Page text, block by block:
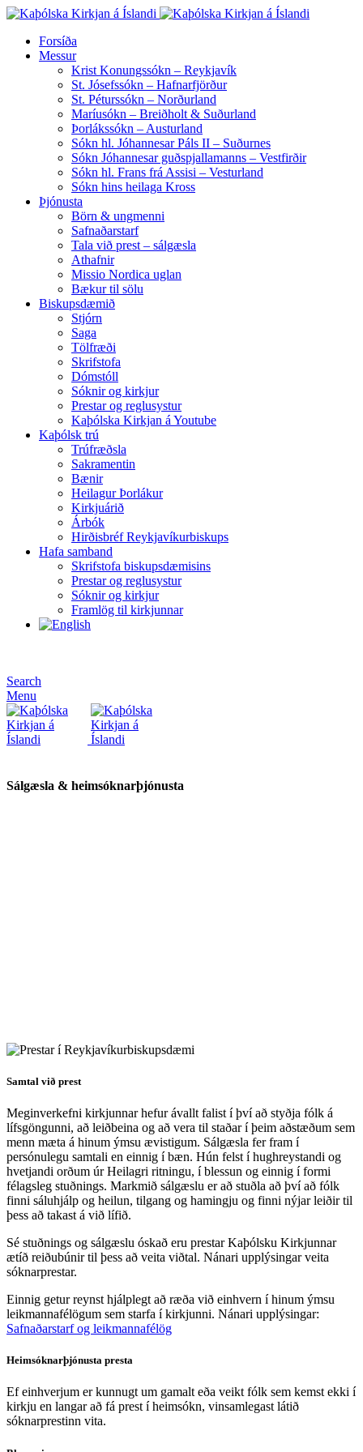
Forsíða
Messur
Krist Konungssókn – Reykjavík
St. Jósefssókn – Hafnarfjörður
St. Péturssókn – Norðurland
Maríusókn – Breiðholt & Suðurland
Þorlákssókn – Austurland
Sókn hl. Jóhannesar Páls II – Suðurnes
Sókn Jóhannesar guðspjallamanns – Vestfirðir
Sókn hl. Frans frá Assisi – Vesturland
Sókn hins heilaga Kross
Þjónusta
Börn & ungmenni
Safnaðarstarf
Tala við prest – sálgæsla
Athafnir
Missio Nordica uglan
Bækur til sölu
Biskupsdæmið
Stjórn
Saga
Tölfræði
Skrifstofa
Dómstóll
Sóknir og kirkjur
Prestar og reglusystur
Kaþólska Kirkjan á Youtube
Kaþólsk trú
Trúfræðsla
Sakramentin
Bænir
Heilagur Þorlákur
Kirkjuárið
Árbók
Hirðisbréf Reykjavíkurbiskups
Hafa samband
Skrifstofa biskupsdæmisins
Prestar og reglusystur
Sóknir og kirkjur
Framlög til kirkjunnar
Search
Menu
Sálgæsla & heimsóknarþjónusta
Samtal við prest
Meginverkefni kirkjunnar hefur ávallt falist í því að styðja fólk á
lífsgöngunni, að leiðbeina og að vera til staðar í þeim aðstæðum sem
menn mæta á hinum ýmsu ævistigum. Sálgæsla fer fram í
persónulegu samtali en einnig í bæn. Hún felst í hughreystandi og
hvetjandi orðum úr Heilagri ritningu, í blessun og einnig í formi
félagsleg stuðnings. Markmið sálgæslu er að stuðla að því að fólk
finni sáluhjálp og heilun, tilgang og hamingju og finni nýjar leiðir til
þess að takast á við lífið.
Sé stuðnings og sálgæslu óskað eru prestar Kaþólsku Kirkjunnar
ætíð reiðubúnir til þess að veita viðtal. Nánari upplýsingar veita
sóknarprestar.
Einnig getur reynst hjálplegt að ræða við einhvern í hinum ýmsu
leikmannafélögum sem starfa í kirkjunni. Nánari upplýsingar:
Safnaðarstarf og leikmannafélög
Heimsóknarþjónusta presta
Ef einhverjum er kunnugt um gamalt eða veikt fólk sem kemst ekki í
kirkju en langar að fá prest í heimsókn, vinsamlegast látið
sóknarprestinn vita.